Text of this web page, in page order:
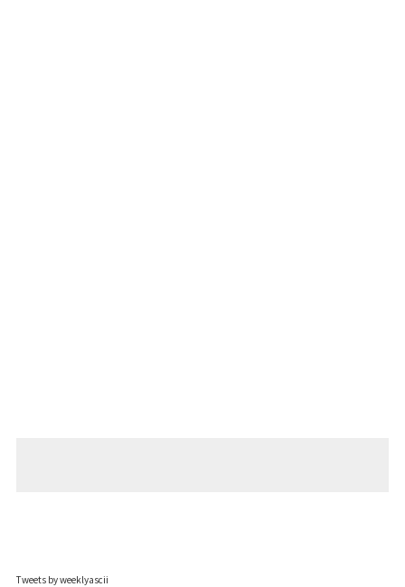
Tweets by weeklyascii